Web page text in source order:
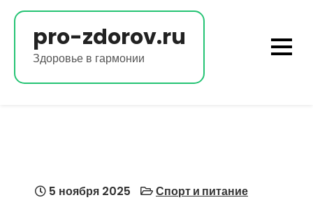
Перейти
содержимомуpro-zdorov.ru
Здоровье в гармонии
5 ноября 2025 Спорт и питание